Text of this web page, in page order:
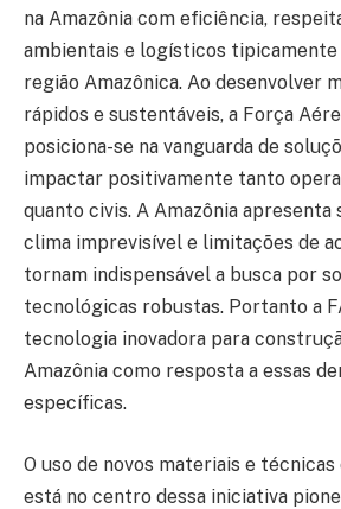
na Amazônia com eficiência,
ambientais e logísticos tipicamente
região Amazônica. Ao desenvolver
rápidos e sustentáveis, a Força
posiciona-se na vanguarda de
impactar positivamente tanto
quanto civis. A Amazônia apresenta
clima imprevisível e limitações de
tornam indispensável a busca por
tecnológicas robustas. Portanto a
tecnologia inovadora para
Amazônia como resposta a essas
específicas.
O uso de novos materiais e
está no centro dessa iniciativa